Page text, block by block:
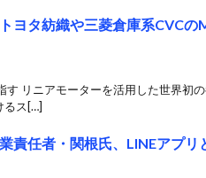
ヨタ紡織や三菱倉庫系CVCの
リニアモーターを活用した世界初
るス[…]
責任者・関根氏、LINEアプリ